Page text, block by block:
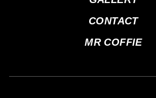
CONTACT
MR COFFIE